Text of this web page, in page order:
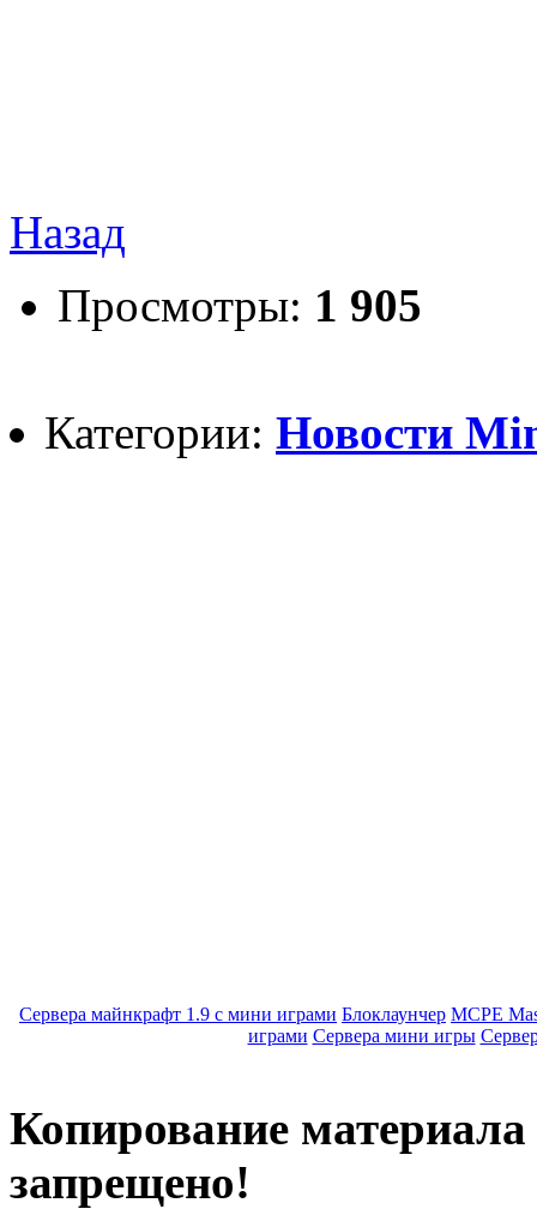
Назад
Просмотры: 1 905
Категории: Новости
Сервера майнкрафт 1.9 с мини играми Блоклаунчер MCPE
играми Сервера мини игры
Копирование материала
запрещено!